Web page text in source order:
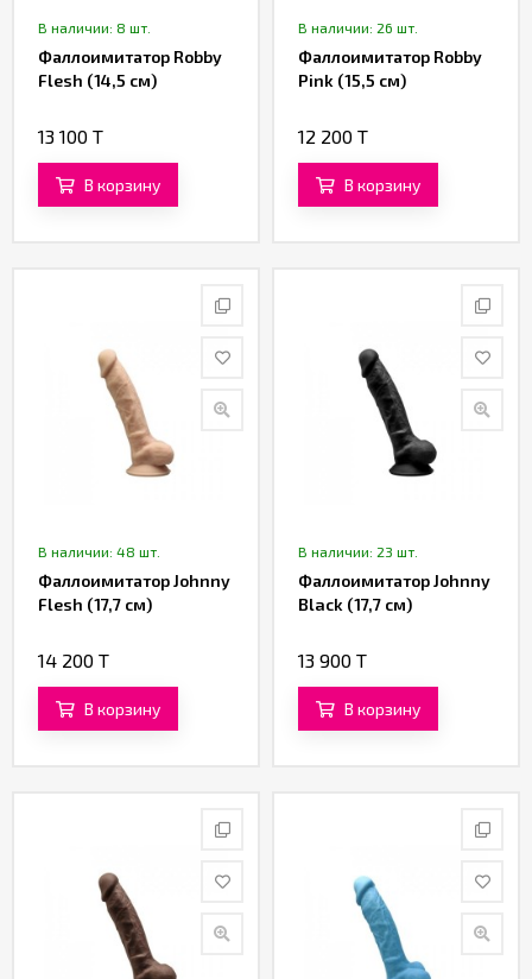
В наличии: 8 шт.
Фаллоимитатор Robby
Flesh (14,5 см)
13 100 T
В корзину
В наличии: 26 шт.
Фаллоимитатор Robby
Pink (15,5 см)
12 200 T
В корзину
В наличии: 48 шт.
Фаллоимитатор Johnny
Flesh (17,7 см)
14 200 T
В корзину
В наличии: 23 шт.
Фаллоимитатор Johnny
Black (17,7 см)
13 900 T
В корзину